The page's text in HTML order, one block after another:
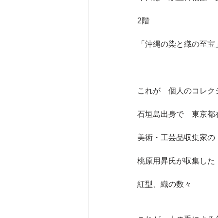
2階
「沖縄の染と織の至宝
これが　個人のコレク
石垣島出身で　東京都
美術・工芸品収集家の
桃原用昇氏が収集した
紅型、織の数々